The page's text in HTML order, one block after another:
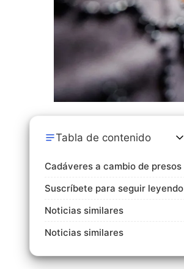
Tabla de contenido
Cadáveres a cambio de presos
Suscríbete para seguir leyendo
Noticias similares
Noticias similares